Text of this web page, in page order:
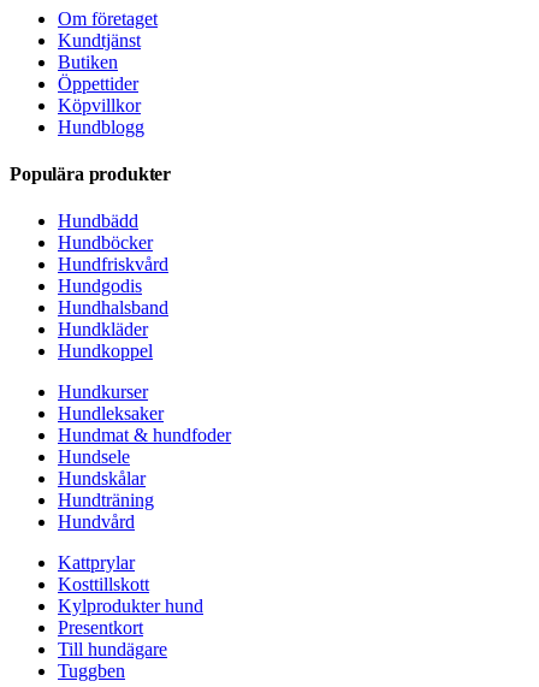
Om företaget
Kundtjänst
Butiken
Öppettider
Köpvillkor
Hundblogg
Populära produkter
Hundbädd
Hundböcker
Hundfriskvård
Hundgodis
Hundhalsband
Hundkläder
Hundkoppel
Hundkurser
Hundleksaker
Hundmat & hundfoder
Hundsele
Hundskålar
Hundträning
Hundvård
Kattprylar
Kosttillskott
Kylprodukter hund
Presentkort
Till hundägare
Tuggben